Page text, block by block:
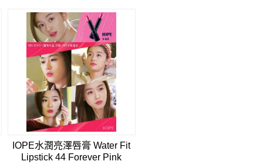
IOPE水潤亮澤唇膏 Water Fit
Lipstick 44 Forever Pink